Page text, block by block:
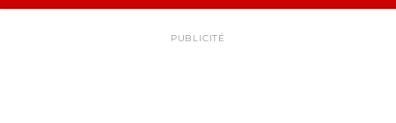
PUBLICITÉ